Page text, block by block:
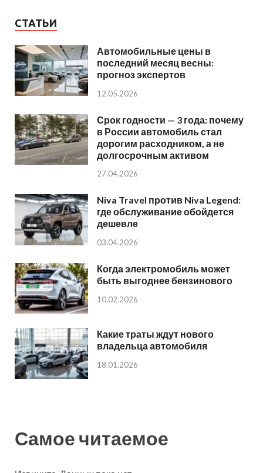
СТАТЬИ
Автомобильные цены в
последний месяц весны:
прогноз экспертов
12.05.2026
Срок годности — 3 года: почему
в России автомобиль стал
дорогим расходником, а не
долгосрочным активом
27.04.2026
Niva Travel против Niva Legend:
где обслуживание обойдется
дешевле
03.04.2026
Когда электромобиль может
быть выгоднее бензинового
10.02.2026
Какие траты ждут нового
владельца автомобиля
18.01.2026
Самое читаемое